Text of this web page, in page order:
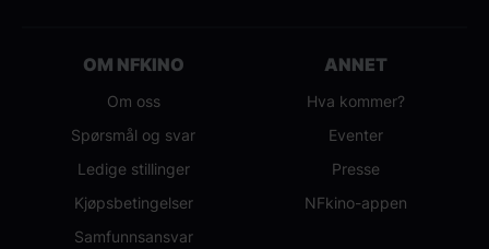
OM NFKINO
Om oss
Spørsmål og svar
Ledige stillinger
Kjøpsbetingelser
Samfunnsansvar
ANNET
Hva kommer?
Eventer
Presse
NFkino-appen